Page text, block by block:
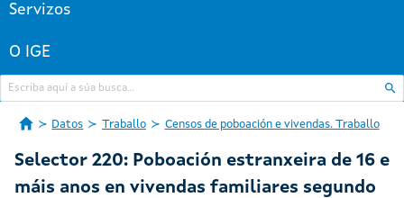
Servizos
O IGE
Datos Traballo Censos de poboación e vivendas. Traballo
Selector 220: Poboación estranxeira de 16 e
máis anos en vivendas familiares segundo